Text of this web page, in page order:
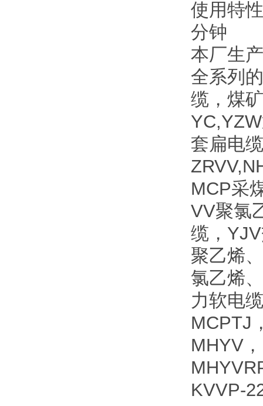
使用特
分钟
本厂生
全系列
缆，煤
套扁电
MCP采
VV聚氯
缆，
聚乙烯
氯乙烯
力软电
MCPTJ
MHYV
KVVP-